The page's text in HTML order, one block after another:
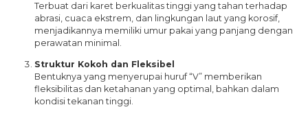
Terbuat dari karet berkualitas tinggi yang tahan terhadap
abrasi, cuaca ekstrem, dan lingkungan laut yang korosif,
menjadikannya memiliki umur pakai yang panjang dengan
perawatan minimal.
Struktur Kokoh dan Fleksibel
Bentuknya yang menyerupai huruf “V” memberikan
fleksibilitas dan ketahanan yang optimal, bahkan dalam
kondisi tekanan tinggi.